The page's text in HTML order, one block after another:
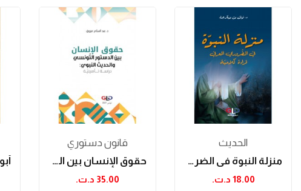
قانون دستوري
حقوق الإنسان بين الدستور التونسي والحديث...
35.00 د.ت.‏
الحدیث
منزلة النبوة في الضروري المعرفي قراءة كلامية
18.00 د.ت.‏